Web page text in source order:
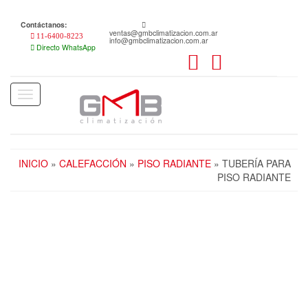
content
Contáctanos:
11-6400-8223
Directo WhatsApp
ventas@gmbclimatizacion.com.ar
info@gmbclimatizacion.com.ar
Toggle
navigation
INICIO » CALEFACCIÓN » PISO RADIANTE » TUBERÍA PARA
PISO RADIANTE